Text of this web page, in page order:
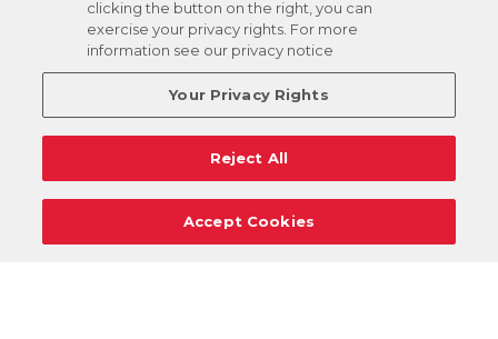
clicking the button on the right, you can
exercise your privacy rights. For more
information see our privacy notice
Your Privacy Rights
Reject All
Accept Cookies